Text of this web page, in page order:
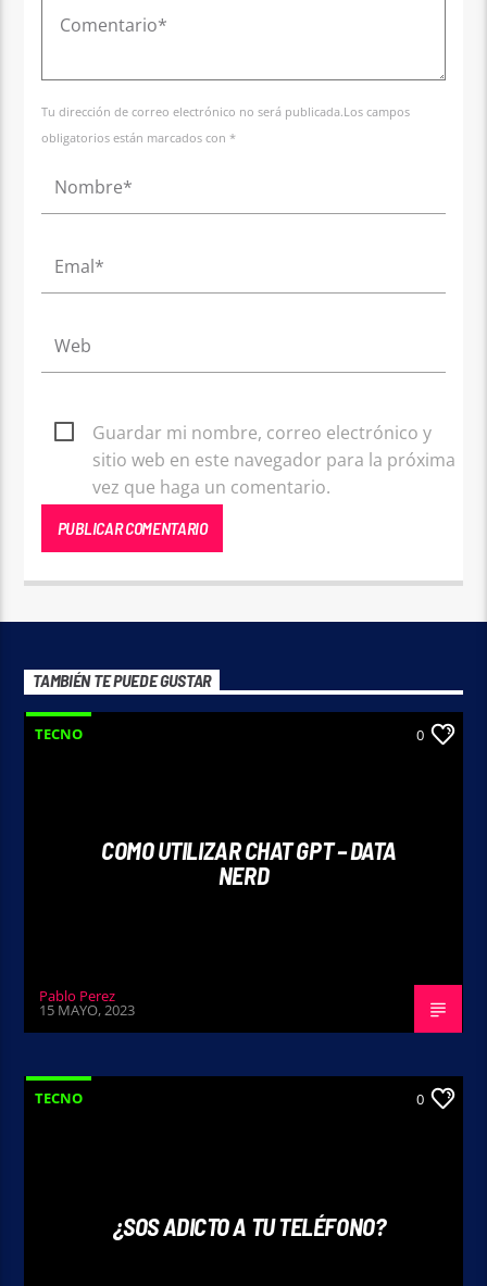
Tu dirección de correo electrónico no será publicada.Los campos
obligatorios están marcados con *
Guardar mi nombre, correo electrónico y
sitio web en este navegador para la próxima
vez que haga un comentario.
TAMBIÉN TE PUEDE GUSTAR
TECNO 0
COMO UTILIZAR CHAT GPT – DATA
NERD
Pablo Perez
15 MAYO, 2023
TECNO 0
¿SOS ADICTO A TU TELÉFONO?